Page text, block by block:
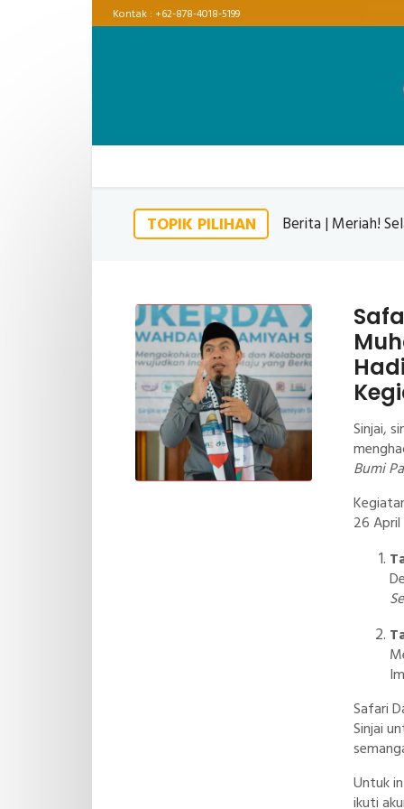
Kontak : +62-878-4018-5199
TOPIK PILIHAN Berita | Dpd
Sinjai,
Bumi
Islam
STIBA
26
Safari
Sinjai
Untuk
ikuti